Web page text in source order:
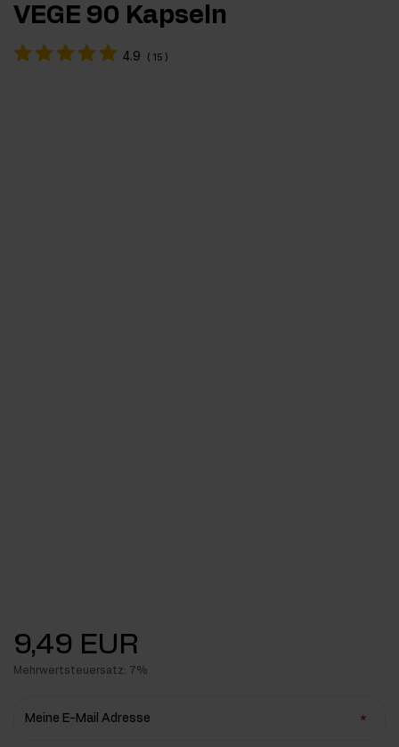
VEGE 90 Kapseln
4.9 ( 15 )
9,49 EUR
Mehrwertsteuersatz: 7%
Meine E-Mail Adresse